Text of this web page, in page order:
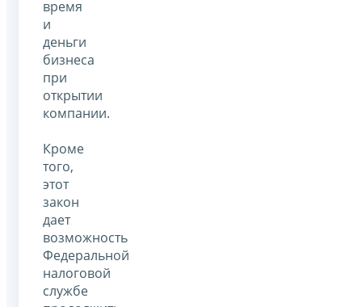
время
и
деньги
бизнеса
при
открытии
компании.
Кроме
того,
этот
закон
дает
возможность
Федеральной
налоговой
службе